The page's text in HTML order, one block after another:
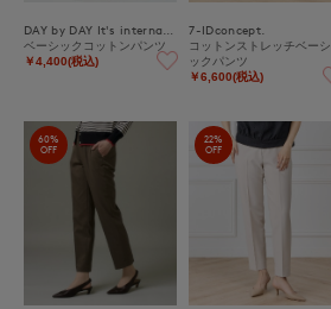
ベーシックコットンパンツ
￥4,400(税込)
7-IDconcept.
コットンストレッチベーシ
ックパンツ
￥6,600(税込)
60%
OFF
22%
OFF